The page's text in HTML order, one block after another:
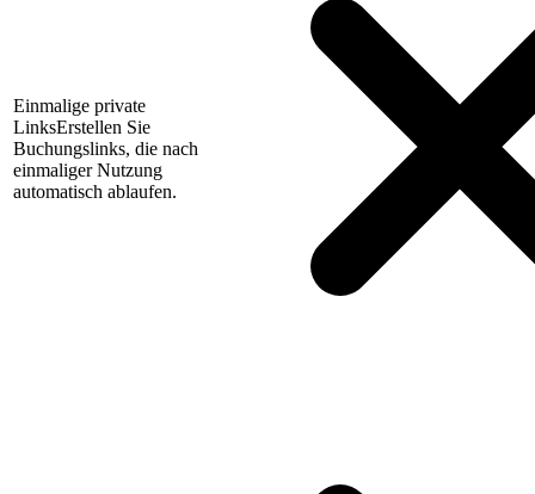
Einmalige private
LinksErstellen Sie
Buchungslinks, die nach
einmaliger Nutzung
automatisch ablaufen.